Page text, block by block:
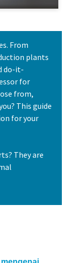
From
plants
do-it-
for
from,
This guide
for your
They are